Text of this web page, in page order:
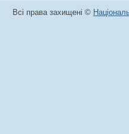
Всі права захищені ©